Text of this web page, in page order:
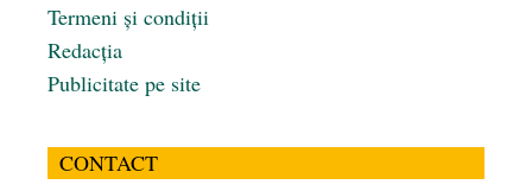
Termeni și condiții
Redacția
Publicitate pe site
CONTACT